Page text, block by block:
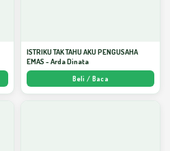
ISTRIKU TAK TAHU AKU PENGUSAHA
EMAS - Arda Dinata
Beli / Baca